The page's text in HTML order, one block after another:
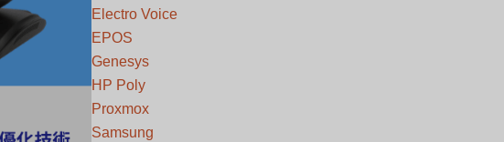
Electro Voice
EPOS
Genesys
HP Poly
Proxmox
Samsung